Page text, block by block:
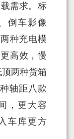
需求。标
倒车影像
种充电模
高效，慢
两种货箱
轴距八款
，更大容
车库更方